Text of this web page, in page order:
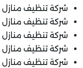
شركة تنظيف
شركة تنظيف منازل
شركة تنظيف منازل
شركة تنظيف منازل
شركة تنظيف منازل